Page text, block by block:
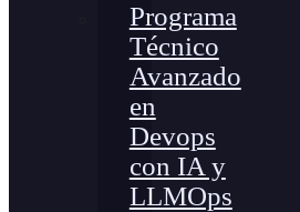
Programa
Técnico
Avanzado
en
Devops
con IA y
LLMOps